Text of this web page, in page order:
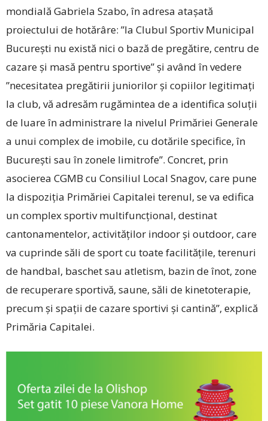
mondială Gabriela Szabo, în adresa atașată
proiectului de hotărâre: ”la Clubul Sportiv Municipal
București nu există nici o bază de pregătire, centru de
cazare și masă pentru sportive” și având în vedere
”necesitatea pregătirii juniorilor și copiilor legitimați
la club, vă adresăm rugămintea de a identifica soluții
de luare în administrare la nivelul Primăriei Generale
a unui complex de imobile, cu dotările specifice, în
București sau în zonele limitrofe”. Concret, prin
asocierea CGMB cu Consiliul Local Snagov, care pune
la dispoziția Primăriei Capitalei terenul, se va edifica
un complex sportiv multifuncțional, destinat
cantonamentelor, activităților indoor și outdoor, care
va cuprinde săli de sport cu toate facilitățile, terenuri
de handbal, baschet sau atletism, bazin de înot, zone
de recuperare sportivă, saune, săli de kinetoterapie,
precum și spații de cazare sportivi și cantină”, explică
Primăria Capitalei.